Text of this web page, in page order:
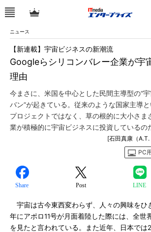
ニュース
Googleらシリコンバレー企業が宇
理由
【新連載】宇宙ビジネスの新潮流
今まさに、米国を中心とした民間主導型の“
バン”が起きている。従来のような国家主導
プロジェクトではなく、草の根的に大小さま
業が積極的に宇宙ビジネスに投資しているの
[石田真康（
PC
Share Post LINE
宇宙は古今東西変わらず、人々の興味をひ
年にアポロ11号が月面着陸した際には、全世
を見たと言われている。また近年、日本では